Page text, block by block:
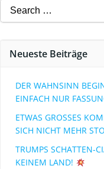
Neueste Beiträge
DER WAHNSINN
EINFACH NUR
ETWAS GROSSES
SICH NICHT MEHR
TRUMPS SCHATTEN-
KEINEM LAND!